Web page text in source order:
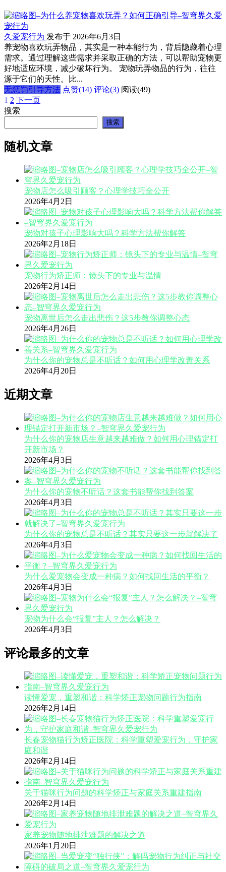
久爱宠行为 发布于 2026年6月3日
养宠物喜欢玩弄物品，其实是一种本能行为，背后隐藏着心理
需求。通过理解这些需求并采取正确的方法，可以帮助宠物更
好地适应环境，减少破坏行为。 宠物玩弄物品的行为，往往
源于它们的天性。比...
无惩罚引导方法 点赞(14) 评论(3) 阅读(49)
文
章
页
1 2 下一页
搜索
搜索
随机文章
宠物店怎么吸引顾客？心理学技巧全公开
2026年4月2日
宠物对孩子心理影响大吗？科学方法帮你解答
2026年2月18日
宠物行为矫正师：镜头下的专业与温情
2026年2月14日
宠物离世后怎么走出悲伤？这5步教你调整心态
2026年4月26日
为什么你的宠物总是不听话？如何用心理学改善关系
2026年4月20日
近期文章
为什么你的宠物店生意越来越难做？如何用心理锚定打
开新市场？
2026年4月3日
为什么你的宠物不听话？这套书能帮你找到答案
2026年4月3日
为什么你的宠物总是不听话？其实只要这一步就解决了
2026年4月3日
为什么爱宠物会变成一种病？如何找回生活的平衡？
2026年4月3日
宠物为什么会“报复”主人？怎么解决？
2026年4月3日
评论最多的文章
读懂爱宠，重塑和谐：科学矫正宠物问题行为指南
2026年2月14日
长春宠物猫行为矫正医院：科学重塑爱宠行为，守护家
庭和谐
2026年2月14日
关于猫咪行为问题的科学矫正与家庭关系重建指南
2026年2月14日
家养宠物随地排泄难题的解决之道
2026年1月20日